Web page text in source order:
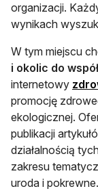
organizacji.
wynikach
W tym miejscu
i okolic do
internetowy
promocję
ekologicznej.
publikacji
działalnością
zakresu
uroda i pokrewne.